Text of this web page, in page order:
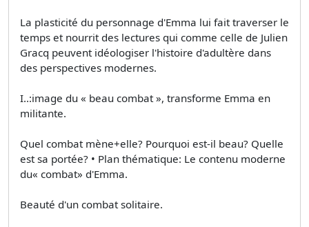
La plasticité du personnage d'Emma lui fait traverser le
temps et nourrit des lectures qui comme celle de Julien
Gracq peuvent idéologiser l'histoire d'adultère dans
des perspectives modernes.
I..:image du « beau combat », transforme Emma en
militante.
Quel combat mène+elle? Pourquoi est-il beau? Quelle
est sa portée? • Plan thématique: Le contenu moderne
du« combat» d'Emma.
Beauté d'un combat solitaire.